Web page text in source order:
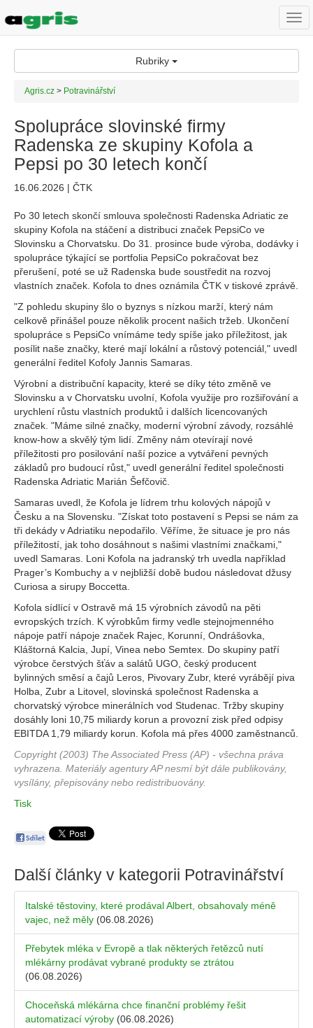
Rubriky
Agris.cz > Potravinářství
Spolupráce slovinské firmy
Radenska ze skupiny Kofola a
Pepsi po 30 letech končí
16.06.2026 | ČTK
Po 30 letech skončí smlouva společnosti Radenska Adriatic ze
skupiny Kofola na stáčení a distribuci značek PepsiCo ve
Slovinsku a Chorvatsku. Do 31. prosince bude výroba, dodávky i
spolupráce týkající se portfolia PepsiCo pokračovat bez
přerušení, poté se už Radenska bude soustředit na rozvoj
vlastních značek. Kofola to dnes oznámila ČTK v tiskové zprávě.
"Z pohledu skupiny šlo o byznys s nízkou marží, který nám
celkově přinášel pouze několik procent našich tržeb. Ukončení
spolupráce s PepsiCo vnímáme tedy spíše jako příležitost, jak
posílit naše značky, které mají lokální a růstový potenciál," uvedl
generální ředitel Kofoly Jannis Samaras.
Výrobní a distribuční kapacity, které se díky této změně ve
Slovinsku a v Chorvatsku uvolní, Kofola využije pro rozšiřování a
urychlení růstu vlastních produktů i dalších licencovaných
značek. "Máme silné značky, moderní výrobní závody, rozsáhlé
know-how a skvělý tým lidí. Změny nám otevírají nové
příležitosti pro posilování naší pozice a vytváření pevných
základů pro budoucí růst," uvedl generální ředitel společnosti
Radenska Adriatic Marián Šefčovič.
Samaras uvedl, že Kofola je lídrem trhu kolových nápojů v
Česku a na Slovensku. "Získat toto postavení s Pepsi se nám za
tři dekády v Adriatiku nepodařilo. Věříme, že situace je pro nás
příležitostí, jak toho dosáhnout s našimi vlastními značkami,"
uvedl Samaras. Loni Kofola na jadranský trh uvedla například
Prager’s Kombuchy a v nejbližší době budou následovat džusy
Curiosa a sirupy Boccetta.
Kofola sídlící v Ostravě má 15 výrobních závodů na pěti
evropských trzích. K výrobkům firmy vedle stejnojmenného
nápoje patří nápoje značek Rajec, Korunní, Ondrášovka,
Kláštorná Kalcia, Jupí, Vinea nebo Semtex. Do skupiny patří
výrobce čerstvých šťáv a salátů UGO, český producent
bylinných směsí a čajů Leros, Pivovary Zubr, které vyrábějí piva
Holba, Zubr a Litovel, slovinská společnost Radenska a
chorvatský výrobce minerálních vod Studenac. Tržby skupiny
dosáhly loni 10,75 miliardy korun a provozní zisk před odpisy
EBITDA 1,79 miliardy korun. Kofola má přes 4000 zaměstnanců.
Copyright (2003) The Associated Press (AP) - všechna práva
vyhrazena. Materiály agentury AP nesmí být dále publikovány,
vysílány, přepisovány nebo redistribuovány.
Tisk
Další články v kategorii Potravinářství
Italské těstoviny, které prodával Albert, obsahovaly méně
vajec, než měly (06.08.2026)
Přebytek mléka v Evropě a tlak některých řetězců nutí
mlékárny prodávat vybrané produkty se ztrátou
(06.08.2026)
Choceňská mlékárna chce finanční problémy řešit
automatizací výroby (06.08.2026)